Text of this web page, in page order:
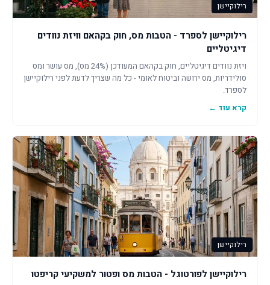
רילוקיישן
רילוקיישן לספרד - הטבות מס, חוק בקהאם וויזת נוודים
דיגיטליים
ויזת נוודים דיגיטליים, חוק בקהאם המעודכן (24% מס), מס עושר ומס
סולידריות, מס ירושה וביטוח לאומי - כל מה שצריך לדעת לפני רילוקיישן
לספרד.
קרא עוד ←
רילוקיישן
רילוקיישן לפורטוגל - הטבות מס ופטור למשקיעי קריפטו